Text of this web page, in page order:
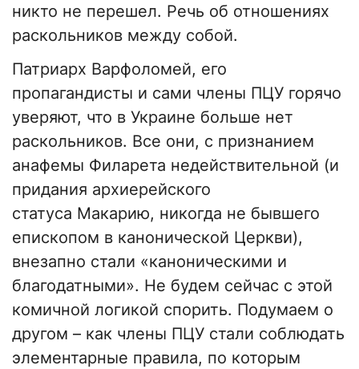
никто не перешел. Речь об отношениях
раскольников между собой.
Патриарх Варфоломей, его
пропагандисты и сами члены ПЦУ горячо
уверяют, что в Украине больше нет
раскольников. Все они, с признанием
анафемы Филарета недействительной (и
придания архиерейского
статуса Макарию, никогда не бывшего
епископом в канонической Церкви),
внезапно стали «каноническими и
благодатными». Не будем сейчас с этой
комичной логикой спорить. Подумаем о
другом – как члены ПЦУ стали соблюдать
элементарные правила, по которым